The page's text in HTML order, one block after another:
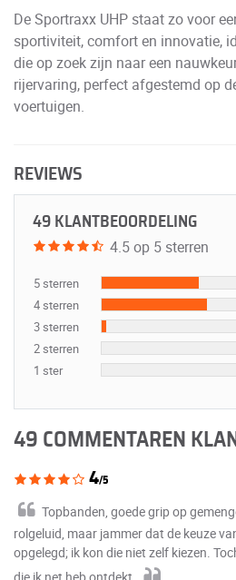
De Sportraxx UHP staat zo voor
sportiviteit, comfort en innovatie,
die op zoek zijn naar een
rijervaring, perfect afgestemd op
voertuigen.
REVIEWS
49 KLANTBEOORDELING
4.5 op 5 sterren
5 sterren
4 sterren
3 sterren
2 sterren
1 ster
49 COMMENTAREN
4/5
Topbanden, goede grip op
rolgeluid, maar jammer dat de keuze
opgelegd; ik kon die niet zelf kiezen.